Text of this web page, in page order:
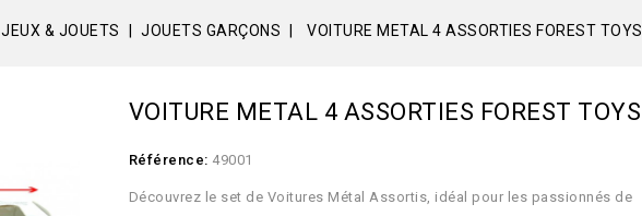
JEUX & JOUETS JOUETS GARÇONS VOITURE METAL 4 ASSORTIES FOREST TOYS
VOITURE METAL 4 ASSORTIES FOREST TOYS
Référence: 49001
Découvrez le set de Voitures Métal Assortis, idéal pour les passionnés de